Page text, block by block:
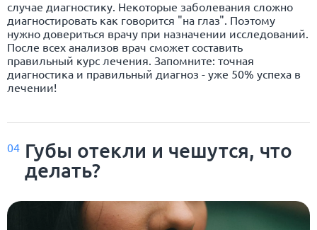
случае диагностику. Некоторые заболевания сложно
диагностировать как говорится "на глаз". Поэтому
нужно довериться врачу при назначении исследований.
После всех анализов врач сможет составить
правильный курс лечения. Запомните: точная
диагностика и правильный диагноз - уже 50% успеха в
лечении!
04 Губы отекли и чешутся, что
делать?